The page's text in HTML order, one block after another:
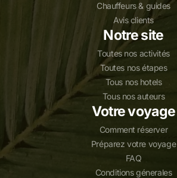
Chauffeurs & guides
Avis clients
Notre site
Toutes nos activités
Toutes nos étapes
Tous nos hotels
Tous nos auteurs
Votre voyage
Comment réserver
Préparez votre voyage
FAQ
Conditions génerales